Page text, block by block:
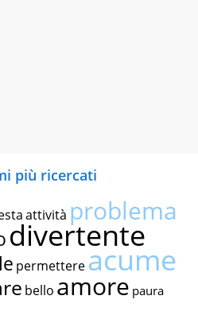
più ricercati
attività problema
divertente
permettereacume
bello amore paura